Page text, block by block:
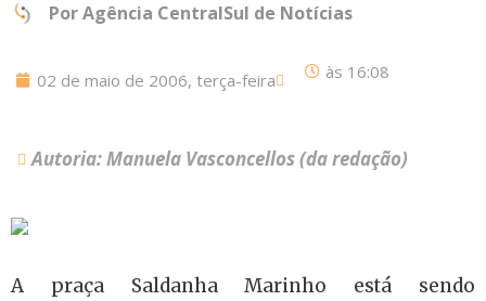
PorAgência CentralSul de Notícias
02 de maio de 2006, terça-feira às 16:08
Autoria: Manuela Vasconcellos (da redação)
A praça Saldanha Marinho está sendo